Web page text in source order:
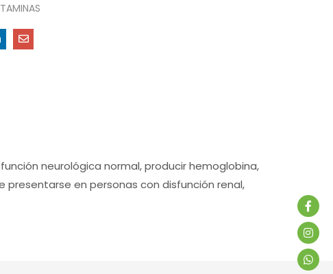
neurológica normal, producir hemoglobina,
en personas con disfunción renal,